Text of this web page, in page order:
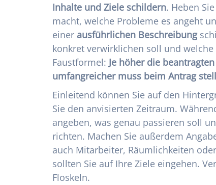
Inhalte und Ziele schildern. Heben
macht, welche Probleme es angeht
einer ausführlichen Beschreibung
konkret verwirklichen soll und
Faustformel: Je höher die
umfangreicher muss beim Antrag
Einleitend können Sie auf den
Sie den anvisierten Zeitraum.
angeben, was genau passieren soll
richten. Machen Sie außerdem
auch Mitarbeiter, Räumlichkeiten
sollten Sie auf Ihre Ziele eingehen.
Floskeln.